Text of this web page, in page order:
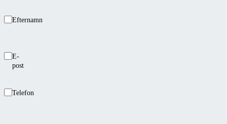
Efternamn
E-
post
Telefon